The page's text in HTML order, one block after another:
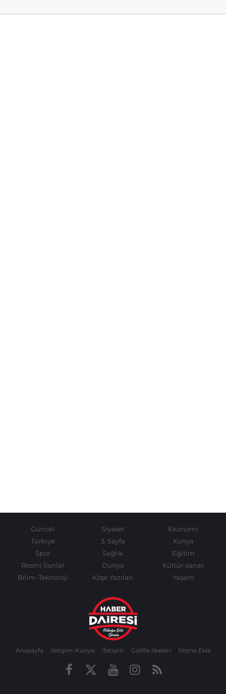
Güncel Siyaset
Ekonomi
Türkiye
3. Sayfa
Konya
Spor
Sağlık
Eğitim
Resmi İlanlar
Dünya
Kültür-sanat
Bilim-Teknoloji
Köşe Yazıları Yaşam
Anasayfa İletişim-Künye İletişim Gizlilik İlkeleri Sitene Ekle